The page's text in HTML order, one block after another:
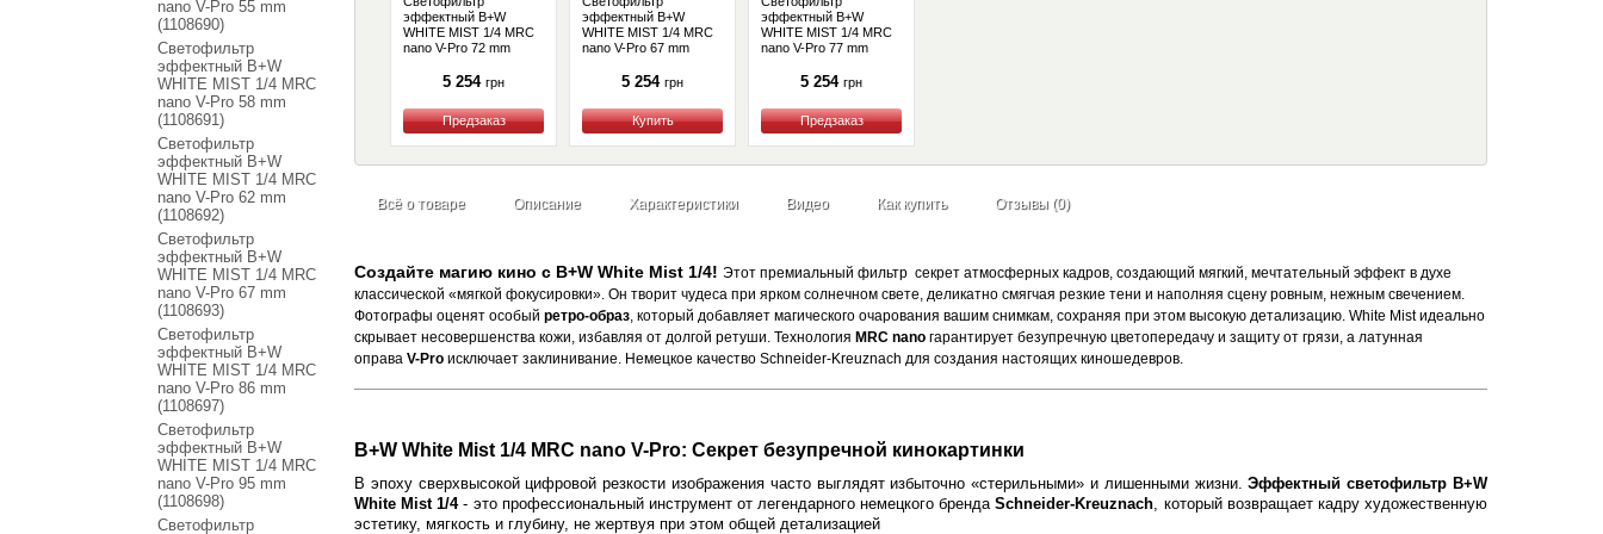
эффектный B+W
WHITE MIST 1/4 MRC
nano V-Pro 72 mm
5 254 грн
Купить
эффектный B+W
WHITE MIST 1/4 MRC
nano V-Pro 67 mm
5 254 грн
Купить
эффектный B+W
WHITE MIST 1/4 MRC
nano V-Pro 77 mm
5 254 грн
Купить
Всё о товаре Описание Характеристики Видео Как купить Отзывы (0)
Создайте магию кино с B+W White Mist 1/4! Этот премиальный фильтр секрет атмосферных кадров, создающий мягкий, мечтательный эффект в духе
классической «мягкой фокусировки». Он творит чудеса при ярком солнечном свете, деликатно смягчая резкие тени и наполняя сцену ровным, нежным свечением.
Фотографы оценят особый ретро-образ, который добавляет магического очарования вашим снимкам, сохраняя при этом высокую детализацию. White Mist идеально
скрывает несовершенства кожи, избавляя от долгой ретуши. Технология MRC nano гарантирует безупречную цветопередачу и защиту от грязи, а латунная
оправа V-Pro исключает заклинивание. Немецкое качество Schneider-Kreuznach для создания настоящих киношедевров.
B+W White Mist 1/4 MRC nano V-Pro: Секрет безупречной кинокартинки
В эпоху сверхвысокой цифровой резкости изображения часто выглядят избыточно «стерильными» и лишенными жизни.Эффектный светофильтр B+W
White Mist 1/4- это профессиональный инструмент от легендарного немецкого брендаSchneider-Kreuznach, который возвращает кадру художественную
эстетику, мягкость и глубину, не жертвуя при этом общей детализацией
nano V-Pro 55 mm
(1108690)
Светофильтр
эффектный B+W
WHITE MIST 1/4 MRC
nano V-Pro 58 mm
(1108691)
Светофильтр
эффектный B+W
WHITE MIST 1/4 MRC
nano V-Pro 62 mm
(1108692)
Светофильтр
эффектный B+W
WHITE MIST 1/4 MRC
nano V-Pro 67 mm
(1108693)
Светофильтр
эффектный B+W
WHITE MIST 1/4 MRC
nano V-Pro 86 mm
(1108697)
Светофильтр
эффектный B+W
WHITE MIST 1/4 MRC
nano V-Pro 95 mm
(1108698)
Светофильтр